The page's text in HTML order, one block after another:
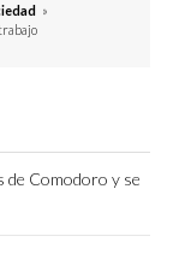
»
de Comodoro y se